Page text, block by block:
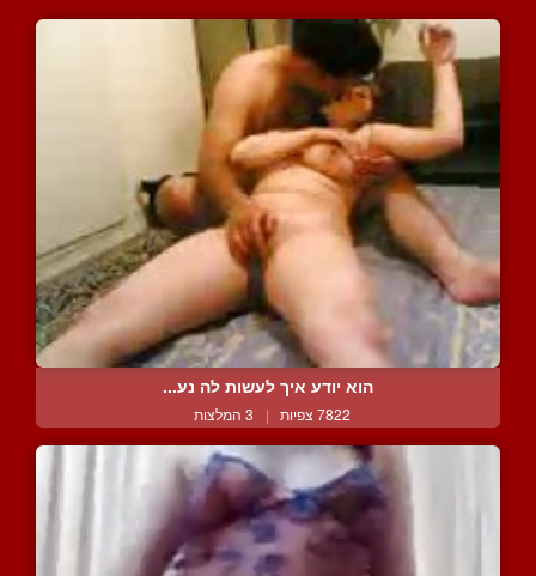
הוא יודע איך לעשות לה נע...
7822 צפיות | 3 המלצות